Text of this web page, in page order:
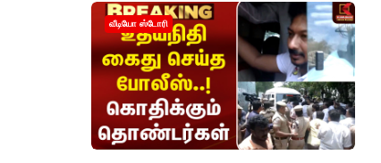
வீடியோ ஸ்டோரி